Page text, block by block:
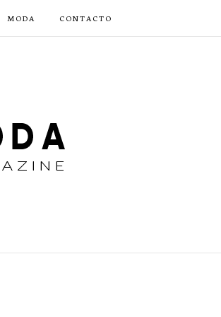
MODA CONTACTO